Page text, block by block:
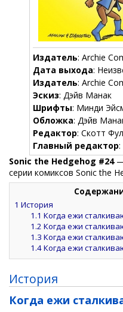
Издатель: Archie
Дата выхода:
Издатель: Archie
Эскиз: Дэйв Манак
Шрифты: Минди
Обложка: Дэйв
Редактор: Скотт
Главный редактор:
Sonic the Hedgehog #24—
серии комиксов Sonic the
1 История
1.1 Когда ежи
1.2 Когда ежи
1.3 Когда ежи
1.4Когда ежи
История
Когда ежи